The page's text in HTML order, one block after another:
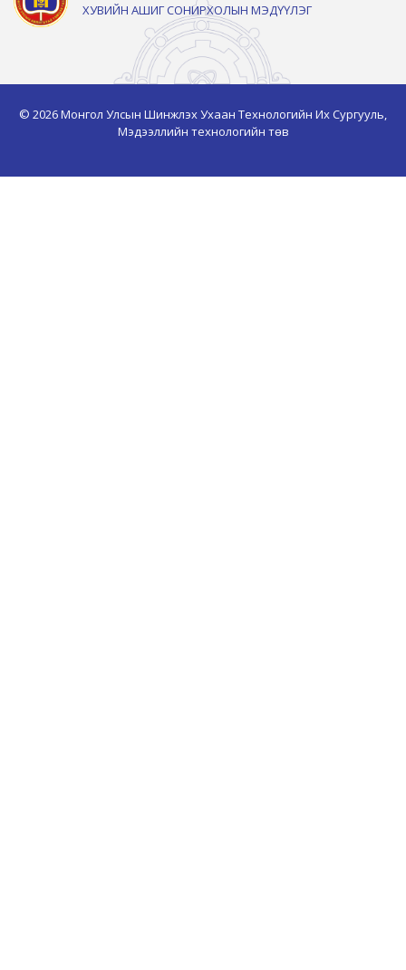
ХУВИЙН АШИГ СОНИРХОЛЫН МЭДҮҮЛЭГ
© 2026 Монгол Улсын Шинжлэх Ухаан Технологийн Их Сургууль,
Мэдээллийн технологийн төв